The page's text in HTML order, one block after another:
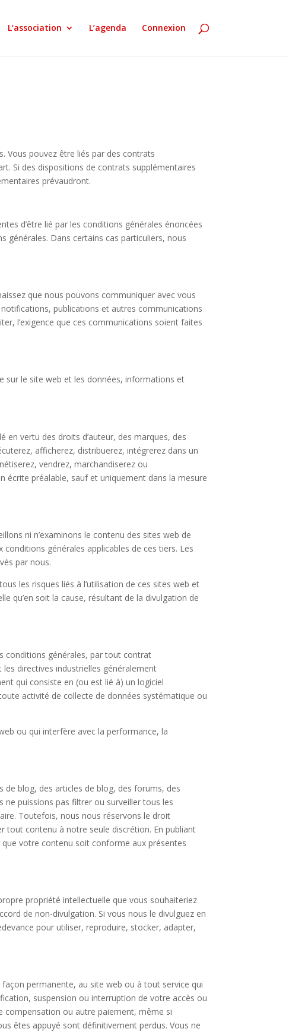
L’association L’agenda Connexion
Vous pouvez être liés par des contrats
Si des dispositions de contrats supplémentaires
prévaudront.
d’être lié par les conditions générales énoncées
générales. Dans certains cas particuliers, nous
que nous pouvons communiquer avec vous
publications et autres communications
l’exigence que ces communications soient faites
sur le site web et les données, informations et
en vertu des droits d’auteur, des marques, des
afficherez, distribuerez, intégrerez dans un
vendrez, marchandiserez ou
écrite préalable, sauf et uniquement dans la mesure
ni n’examinons le contenu des sites web de
générales applicables de ces tiers. Les
par nous.
les risques liés à l’utilisation de ces sites web et
qu’en soit la cause, résultant de la divulgation de
conditions générales, par tout contrat
directives industrielles généralement
qui consiste en (ou est lié à) un logiciel
activité de collecte de données systématique ou
ou qui interfère avec la performance, la
blog, des articles de blog, des forums, des
ne puissions pas filtrer ou surveiller tous les
Toutefois, nous nous réservons le droit
tout contenu à notre seule discrétion. En publiant
votre contenu soit conforme aux présentes
propriété intellectuelle que vous souhaiteriez
de non-divulgation. Si vous nous le divulguez en
pour utiliser, reproduire, stocker, adapter,
permanente, au site web ou à tout service qui
suspension ou interruption de votre accès ou
compensation ou autre paiement, même si
êtes appuyé sont définitivement perdus. Vous ne